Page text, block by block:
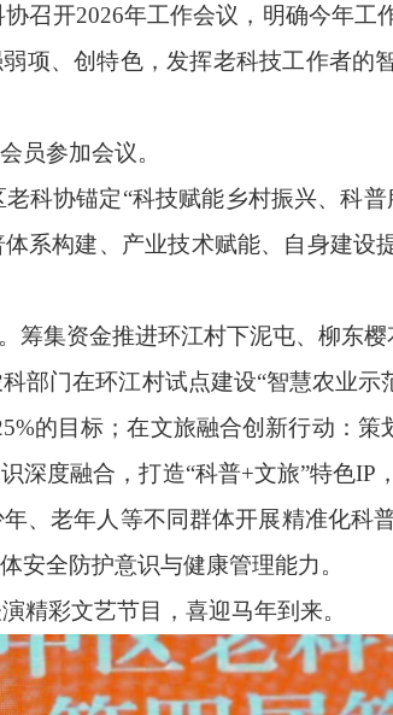
召开2026年工作会议，明确今年工
项、创特色，发挥老科技工作者的
员参加会议。
科协锚定“科技赋能乡村振兴、科
系构建、产业技术赋能、自身建设
筹集资金推进环江村下泥屯、柳东
部门在环江村试点建设“智慧农业示
的目标；在文旅融合创新行动：策
深度融合，打造“科普+文旅”特色IP
、老年人等不同群体开展精准化科
安全防护意识与健康管理能力。
精彩文艺节目，喜迎马年到来。